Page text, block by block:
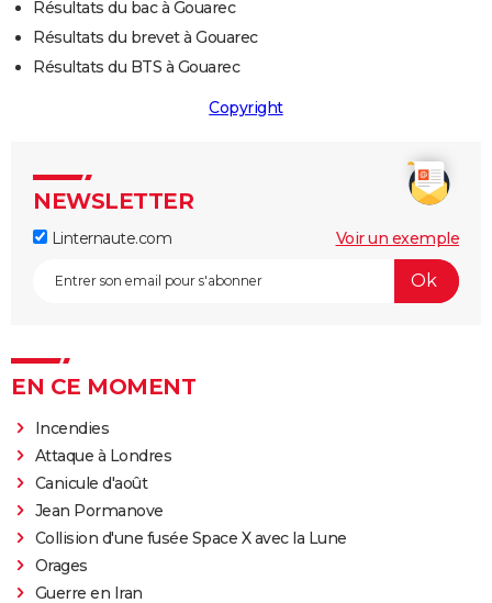
Résultats du bac à Gouarec
Résultats du brevet à Gouarec
Résultats du BTS à Gouarec
Copyright
NEWSLETTER
Linternaute.com Voir un exemple
EN CE MOMENT
Incendies
Attaque à Londres
Canicule d'août
Jean Pormanove
Collision d'une fusée Space X avec la Lune
Orages
Guerre en Iran